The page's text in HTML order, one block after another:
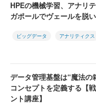
HPEの機械学習、アナリ
ガポールでヴェールを脱
ビッグデータ アナリティクス
データ管理基盤は“魔法の
コンセプトを定義する【
ント講座】